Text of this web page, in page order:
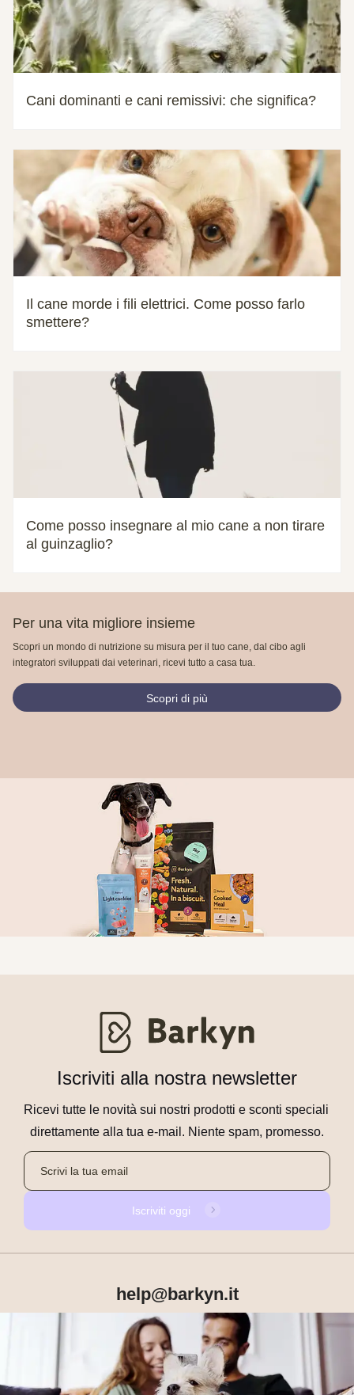
Cani dominanti e cani remissivi: che significa?
Il cane morde i fili elettrici. Come posso farlo
smettere?
Come posso insegnare al mio cane a non tirare
al guinzaglio?
Per una vita migliore insieme
Scopri un mondo di nutrizione su misura per il tuo cane, dal cibo agli
integratori sviluppati dai veterinari, ricevi tutto a casa tua.
Scopri di più
Iscriviti alla nostra newsletter
Ricevi tutte le novità sui nostri prodotti e sconti speciali
direttamente alla tua e-mail. Niente spam, promesso.
Iscriviti oggi
help@barkyn.it